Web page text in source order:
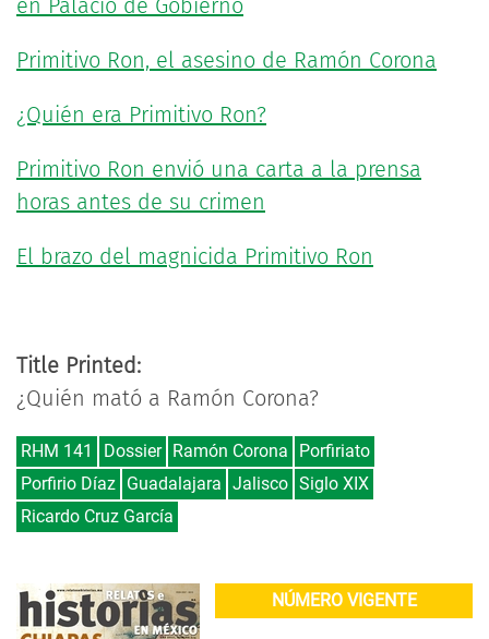
en Palacio de Gobierno
Primitivo Ron, el asesino de Ramón Corona
¿Quién era Primitivo Ron?
Primitivo Ron envió una carta a la prensa
horas antes de su crimen
El brazo del magnicida Primitivo Ron
Title Printed:
¿Quién mató a Ramón Corona?
RHM 141 Dossier Ramón Corona
Porfiriato
Porfirio Díaz Guadalajara Jalisco Siglo XIX
Ricardo Cruz García
NÚMERO VIGENTE